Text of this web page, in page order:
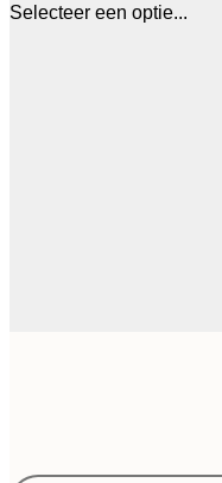
Selecteer een optie...